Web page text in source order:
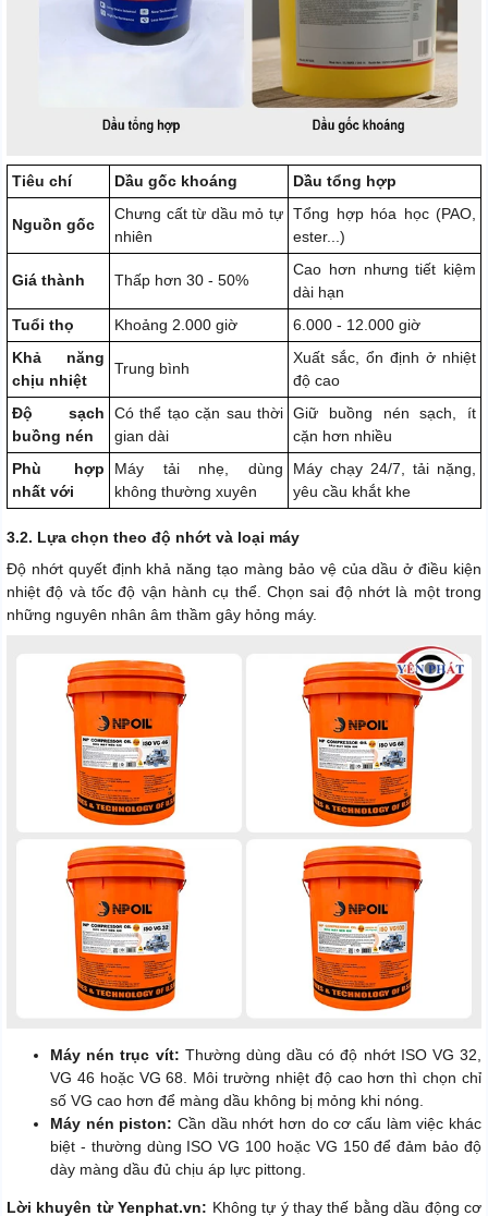
Tiêu chí Dầu gốc khoáng Dầu tổng hợp
Nguồn gốc
Chưng cất từ dầu mỏ tự
nhiên
Tổng hợp hóa học (PAO,
ester...)
Giá thành Thấp hơn 30 - 50%
Cao hơn nhưng tiết kiệm
dài hạn
Tuổi thọ
Khoảng 2.000 giờ
6.000 - 12.000 giờ
Khả năng
chịu nhiệt
Trung bình
Xuất sắc, ổn định ở nhiệt
độ cao
Độ sạch
buồng nén
Có thể tạo cặn sau thời
gian dài
Giữ buồng nén sạch, ít
cặn hơn nhiều
Phù hợp
nhất với
Máy tải nhẹ, dùng
không thường xuyên
Máy chạy 24/7, tải nặng,
yêu cầu khắt khe
3.2. Lựa chọn theo độ nhớt và loại máy
Độ nhớt quyết định khả năng tạo màng bảo vệ của dầu ở điều kiện
nhiệt độ và tốc độ vận hành cụ thể. Chọn sai độ nhớt là một trong
những nguyên nhân âm thầm gây hỏng máy.
Máy nén trục vít: Thường dùng dầu có độ nhớt ISO VG 32,
VG 46 hoặc VG 68. Môi trường nhiệt độ cao hơn thì chọn chỉ
số VG cao hơn để màng dầu không bị mỏng khi nóng.
Máy nén piston: Cần dầu nhớt hơn do cơ cấu làm việc khác
biệt - thường dùng ISO VG 100 hoặc VG 150 để đảm bảo độ
dày màng dầu đủ chịu áp lực pittong.
Lời khuyên từ Yenphat.vn: Không tự ý thay thế bằng dầu động cơ